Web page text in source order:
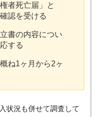
者死亡届」と
認を受ける
書の内容につい
する
ね1ヶ月から2ヶ
状況も併せて調査して